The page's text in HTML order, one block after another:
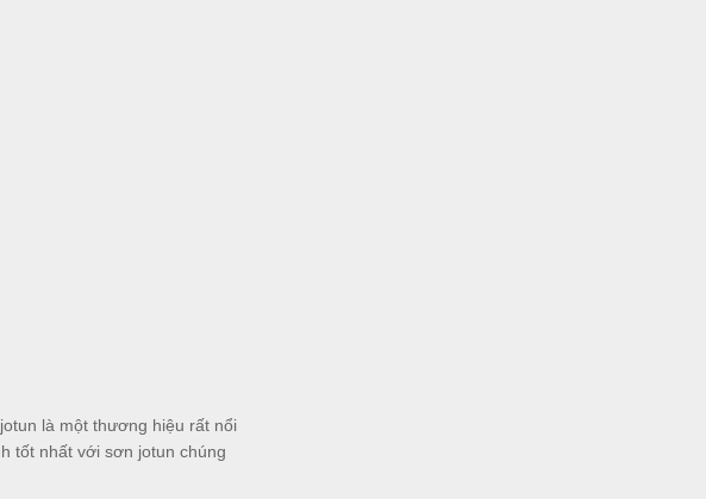
là một thương hiệu rất nổi
tốt nhất với sơn jotun chúng